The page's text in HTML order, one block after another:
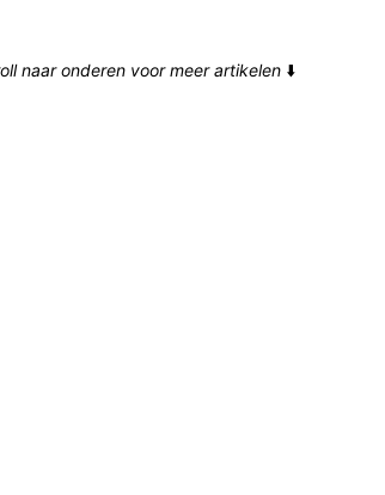
naar onderen voor meer artikelen ⬇️